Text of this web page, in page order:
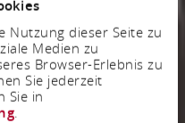
Nutzung dieser Seite zu
Medien zu
Browser-Erlebnis zu
Sie jederzeit
Sie in
.